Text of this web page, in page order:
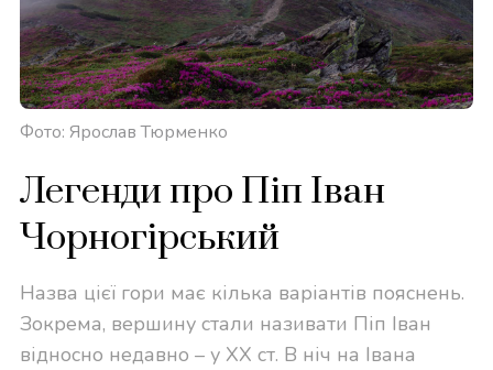
Фото: Ярослав Тюрменко
Легенди про Піп Іван
Чорногірський
Назва цієї гори має кілька варіантів пояснень.
Зокрема, вершину стали називати Піп Іван
відносно недавно – у XX ст. В ніч на Івана